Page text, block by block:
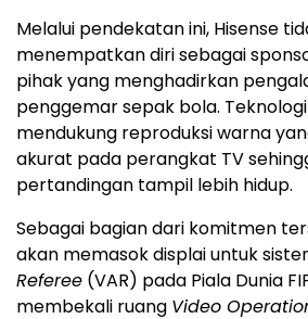
Melalui pendekatan ini, Hisense
menempatkan diri sebagai
pihak yang menghadirkan
penggemar sepak bola. Teknologi
mendukung reproduksi warna
akurat pada perangkat TV
pertandingan tampil lebih hidup.
Sebagai bagian dari komitmen
akan memasok displai untuk
Referee (VAR) pada Piala Dunia
membekali ruang Video